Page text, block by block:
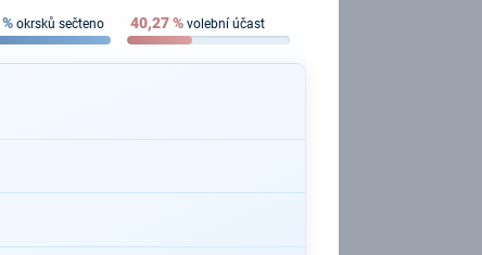
% okrsků sečteno 40,27% volební účast